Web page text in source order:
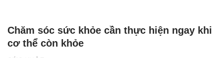
Chăm sóc sức khỏe cần thực hiện ngay khi
cơ thể còn khỏe